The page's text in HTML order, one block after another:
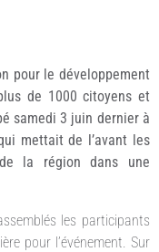
pour le développement
de 1000 citoyens et
samedi 3 juin dernier à
mettait de l’avant les
la région dans une
les participants
pour l’événement. Sur